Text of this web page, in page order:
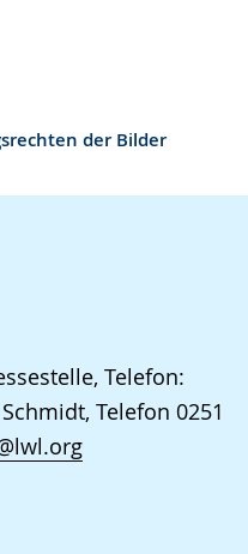
der Bilder
Telefon:
Telefon 0251